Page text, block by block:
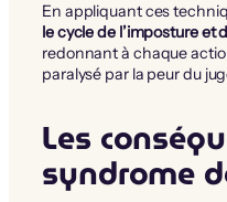
En appliquant ces
le cycle de l’imposture et
redonnant à chaque
paralysé par la peur du
Les
syndrome